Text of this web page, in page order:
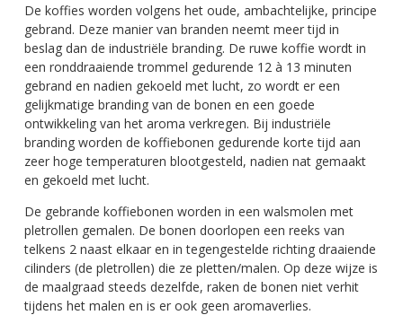
De koffies worden volgens het oude, ambachtelijke, principe
gebrand. Deze manier van branden neemt meer tijd in
beslag dan de industriële branding. De ruwe koffie wordt in
een ronddraaiende trommel gedurende 12 à 13 minuten
gebrand en nadien gekoeld met lucht, zo wordt er een
gelijkmatige branding van de bonen en een goede
ontwikkeling van het aroma verkregen. Bij industriële
branding worden de koffiebonen gedurende korte tijd aan
zeer hoge temperaturen blootgesteld, nadien nat gemaakt
en gekoeld met lucht.
De gebrande koffiebonen worden in een walsmolen met
pletrollen gemalen. De bonen doorlopen een reeks van
telkens 2 naast elkaar en in tegengestelde richting draaiende
cilinders (de pletrollen) die ze pletten/malen. Op deze wijze is
de maalgraad steeds dezelfde, raken de bonen niet verhit
tijdens het malen en is er ook geen aromaverlies.